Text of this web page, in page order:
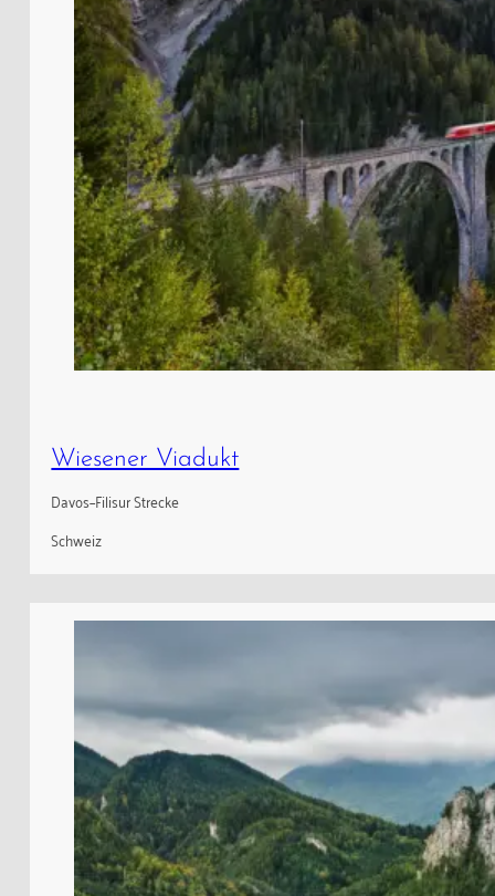
Wiesener Viadukt
Davos–Filisur Strecke
Schweiz